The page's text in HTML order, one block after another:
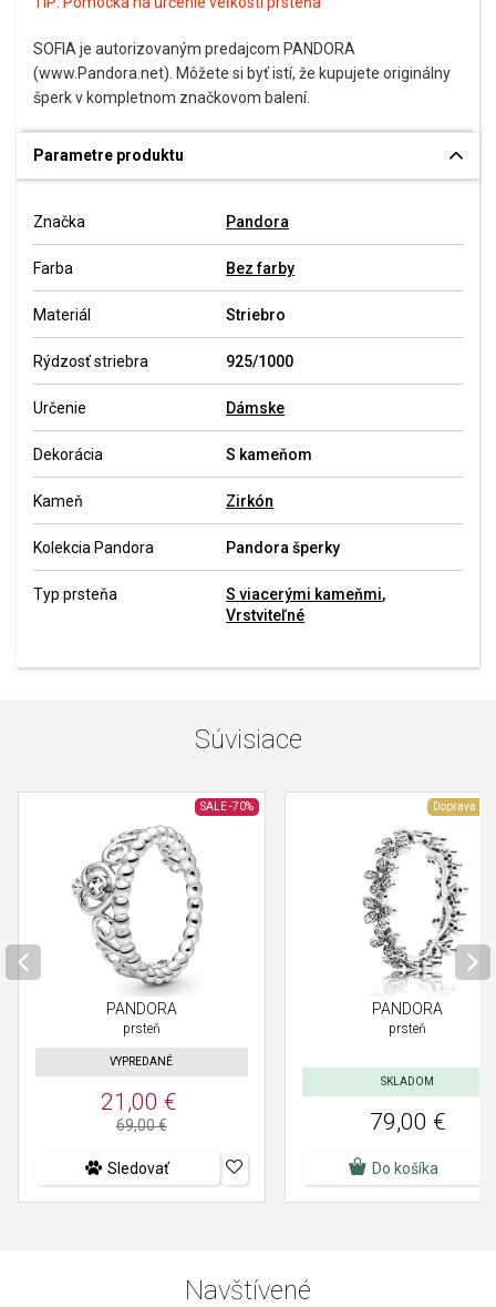
SOFIA je autorizovaným predajcom PANDORA
(www.Pandora.net). Môžete si byť istí, že kupujete originálny
šperk v kompletnom značkovom balení.
Parametre produktu
Značka Pandora
Farba Bez farby
Materiál Striebro
Rýdzosť striebra 925/1000
Určenie Dámske
Dekorácia S kameňom
Kameň Zirkón
Kolekcia Pandora Pandora šperky
Typ prsteňa S viacerými kameňmi,
Vrstviteľné
Súvisiace
SALE -70%
PANDORA
prsteň
VYPREDANÉ
21,00 €
69,00 €
Sledovať
Doprava
PANDORA
prsteň
SKLADOM
79,00 €
Do košíka
Navštívené